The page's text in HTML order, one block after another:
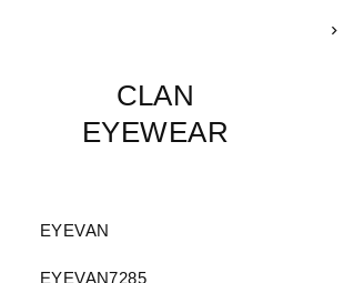
CLAN
EYEWEAR
EYEVAN
EYEVAN7285